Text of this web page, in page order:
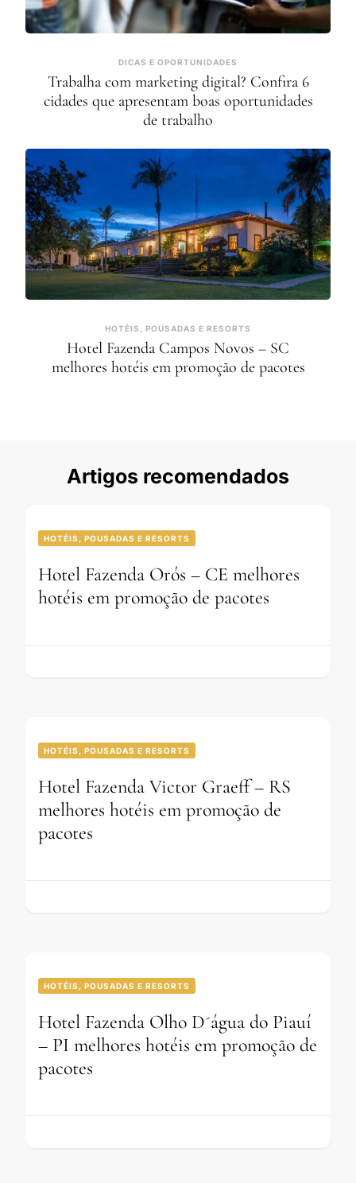
DICAS E OPORTUNIDADES
Trabalha com marketing digital? Confira 6
cidades que apresentam boas oportunidades
de trabalho
HOTÉIS, POUSADAS E RESORTS
Hotel Fazenda Campos Novos – SC
melhores hotéis em promoção de pacotes
Artigos recomendados
HOTÉIS, POUSADAS E RESORTS
Hotel Fazenda Orós – CE melhores
hotéis em promoção de pacotes
HOTÉIS, POUSADAS E RESORTS
Hotel Fazenda Victor Graeff – RS
melhores hotéis em promoção de
pacotes
HOTÉIS, POUSADAS E RESORTS
Hotel Fazenda Olho D´água do Piauí
– PI melhores hotéis em promoção de
pacotes